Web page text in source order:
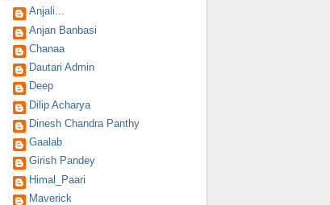
Anjali...
Anjan Banbasi
Chanaa
Dautari Admin
Deep
Dilip Acharya
Dinesh Chandra Panthy
Gaalab
Girish Pandey
Himal_Paari
Maverick